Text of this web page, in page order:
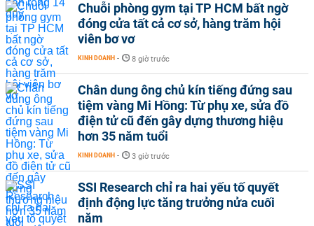
Chuỗi phòng gym tại TP HCM bất ngờ
đóng cửa tất cả cơ sở, hàng trăm hội
viên bơ vơ
KINH DOANH - 8 giờ trước
Chân dung ông chủ kín tiếng đứng sau
tiệm vàng Mi Hồng: Từ phụ xe, sửa đồ
điện tử cũ đến gây dựng thương hiệu
hơn 35 năm tuổi
KINH DOANH - 3 giờ trước
SSI Research chỉ ra hai yếu tố quyết
định động lực tăng trưởng nửa cuối
năm